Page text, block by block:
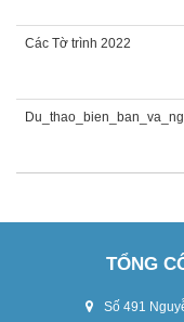
Các Tờ trình 2022
TỔNG
Số 491